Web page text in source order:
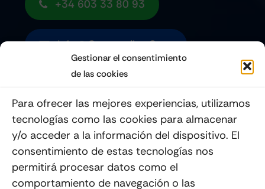
Gestionar el consentimiento
de las cookies
Para ofrecer las mejores experiencias, utilizamos
tecnologías como las cookies para almacenar
y/o acceder a la información del dispositivo. El
consentimiento de estas tecnologías nos
permitirá procesar datos como el
comportamiento de navegación o las
+34 603 33 80 93
Info@quemoviles.com
Enviar